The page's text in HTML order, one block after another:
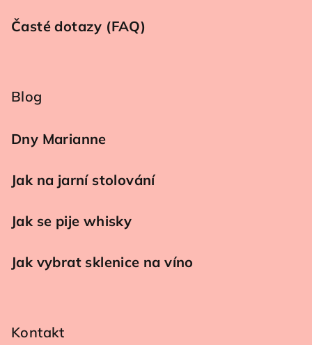
Časté dotazy (FAQ)
Blog
Dny Marianne
Jak na jarní stolování
Jak se pije whisky
Jak vybrat sklenice na víno
Kontakt